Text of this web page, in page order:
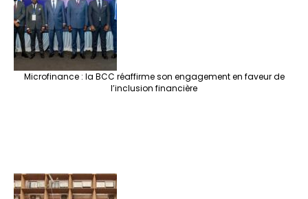
Microfinance : la BCC réaffirme son engagement en faveur de
l’inclusion financière